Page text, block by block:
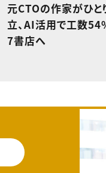
元CTOの作家がひと
立、AI活用で工数
7書店へ